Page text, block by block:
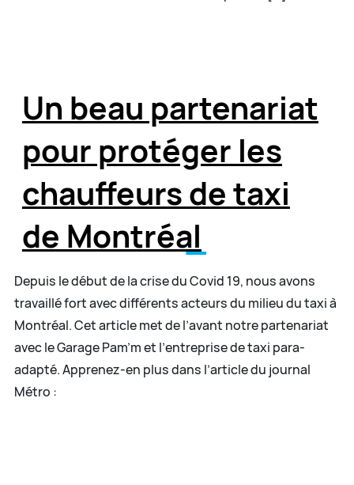
Un beau partenariat
pour protéger les
chauffeurs de taxi
de Montréal
Depuis le début de la crise du Covid 19, nous avons
travaillé fort avec différents acteurs du milieu du taxi à
Montréal. Cet article met de l’avant notre partenariat
avec le Garage Pam’m et l’entreprise de taxi para-
adapté. Apprenez-en plus dans l’article du journal
Métro :